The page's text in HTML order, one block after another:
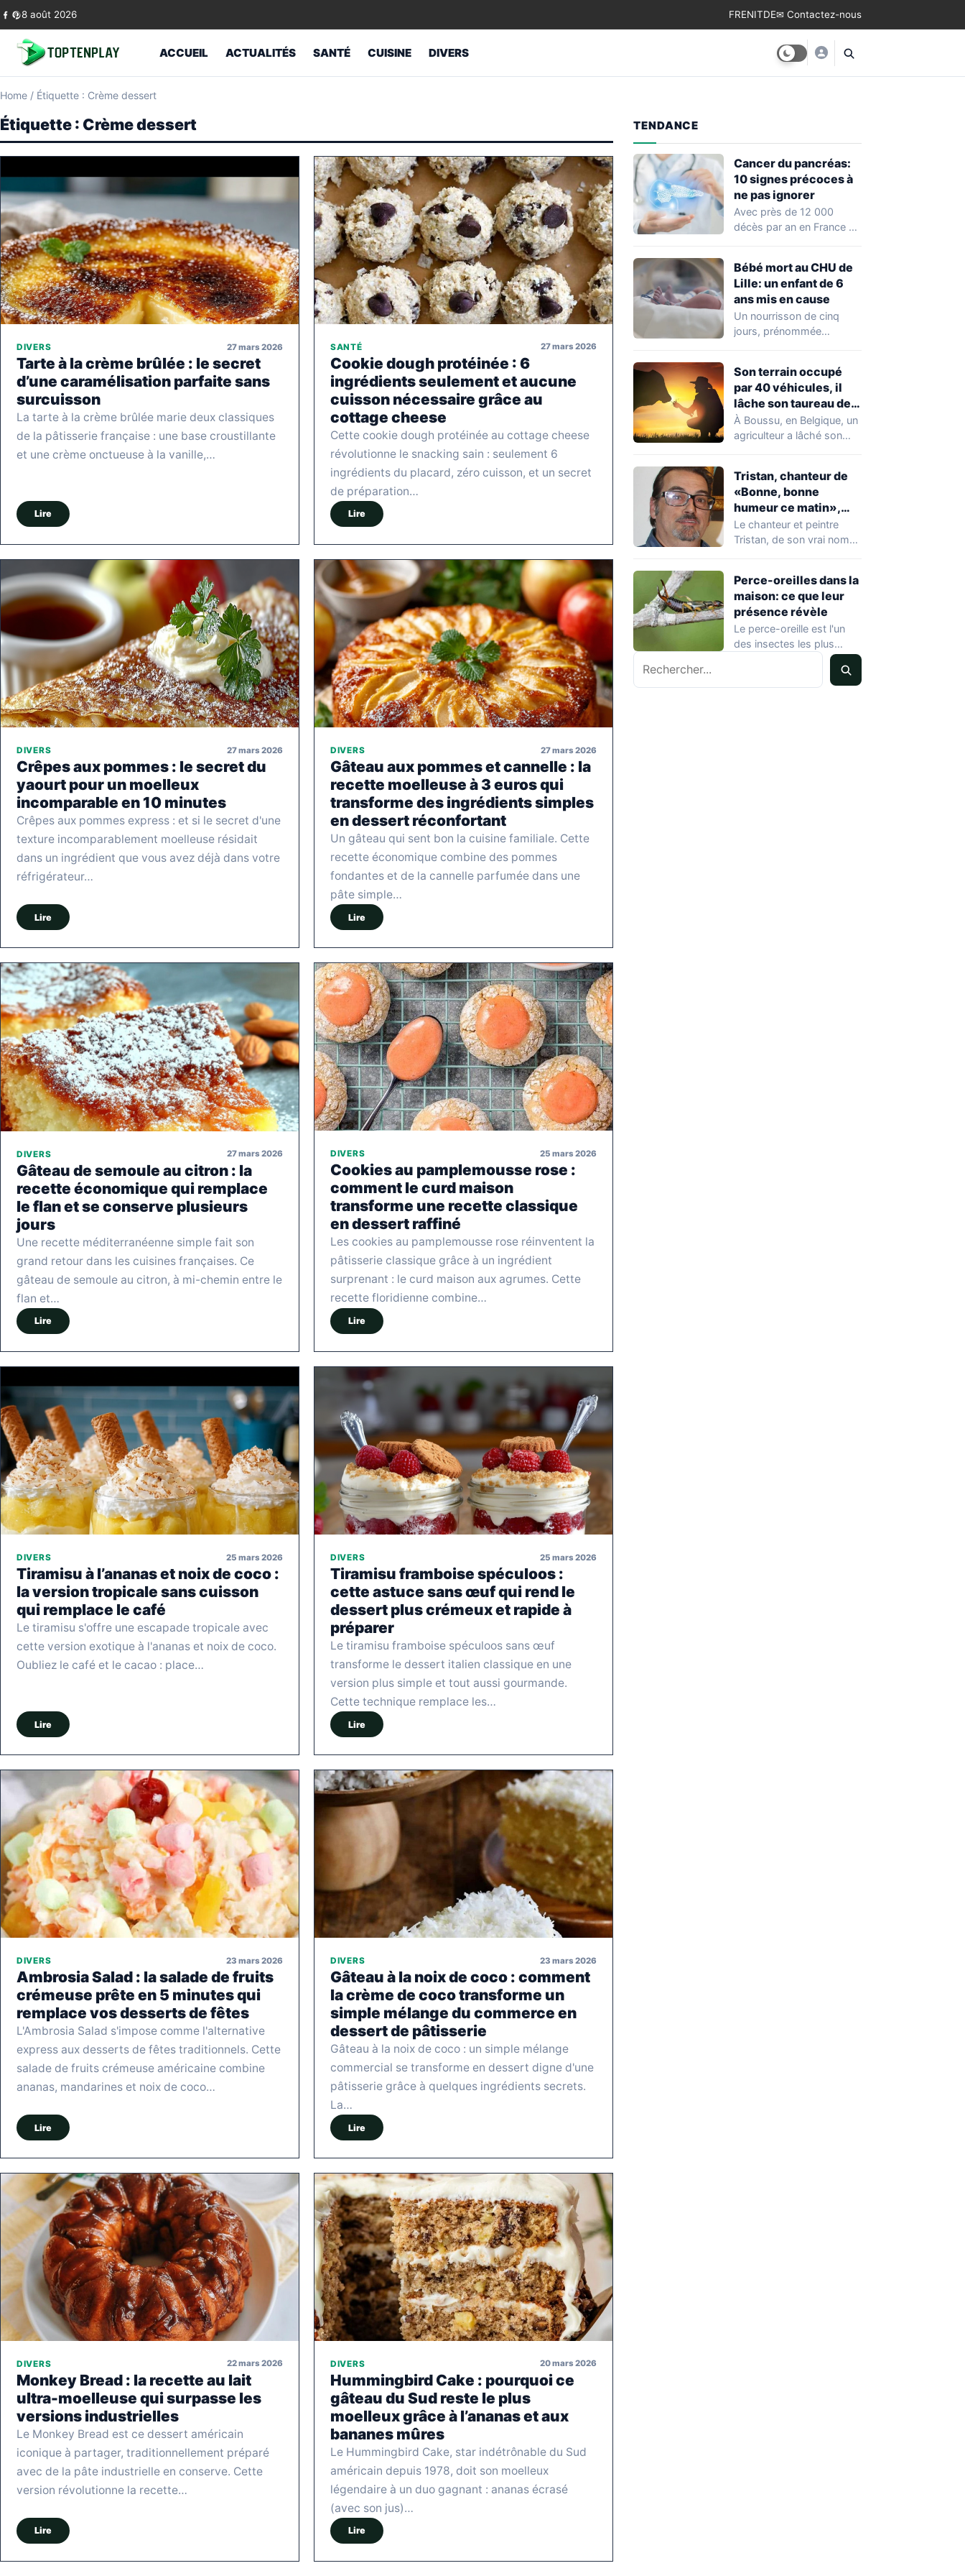
Skip to content
8 août 2026 FRENITDE✉ Contactez-nous
ACCUEIL ACTUALITÉS SANTÉ CUISINE DIVERS
Home / Étiquette : Crème dessert
Étiquette : Crème dessert
DIVERS 27 mars 2026
Tarte à la crème brûlée : le secret
d’une caramélisation parfaite sans
surcuisson
La tarte à la crème brûlée marie deux classiques
de la pâtisserie française : une base croustillante
et une crème onctueuse à la vanille,…
Lire
SANTÉ 27 mars 2026
Cookie dough protéinée : 6
ingrédients seulement et aucune
cuisson nécessaire grâce au
cottage cheese
Cette cookie dough protéinée au cottage cheese
révolutionne le snacking sain : seulement 6
ingrédients du placard, zéro cuisson, et un secret
de préparation…
Lire
DIVERS 27 mars 2026
Crêpes aux pommes : le secret du
yaourt pour un moelleux
incomparable en 10 minutes
Crêpes aux pommes express : et si le secret d'une
texture incomparablement moelleuse résidait
dans un ingrédient que vous avez déjà dans votre
réfrigérateur…
Lire
DIVERS 27 mars 2026
Gâteau aux pommes et cannelle : la
recette moelleuse à 3 euros qui
transforme des ingrédients simples
en dessert réconfortant
Un gâteau qui sent bon la cuisine familiale. Cette
recette économique combine des pommes
fondantes et de la cannelle parfumée dans une
pâte simple…
Lire
DIVERS 27 mars 2026
Gâteau de semoule au citron : la
recette économique qui remplace
le flan et se conserve plusieurs
jours
Une recette méditerranéenne simple fait son
grand retour dans les cuisines françaises. Ce
gâteau de semoule au citron, à mi-chemin entre le
flan et…
Lire
DIVERS 25 mars 2026
Cookies au pamplemousse rose :
comment le curd maison
transforme une recette classique
en dessert raffiné
Les cookies au pamplemousse rose réinventent la
pâtisserie classique grâce à un ingrédient
surprenant : le curd maison aux agrumes. Cette
recette floridienne combine…
Lire
DIVERS 25 mars 2026
Tiramisu à l’ananas et noix de coco :
la version tropicale sans cuisson
qui remplace le café
Le tiramisu s'offre une escapade tropicale avec
cette version exotique à l'ananas et noix de coco.
Oubliez le café et le cacao : place…
Lire
DIVERS 25 mars 2026
Tiramisu framboise spéculoos :
cette astuce sans œuf qui rend le
dessert plus crémeux et rapide à
préparer
Le tiramisu framboise spéculoos sans œuf
transforme le dessert italien classique en une
version plus simple et tout aussi gourmande.
Cette technique remplace les…
Lire
DIVERS 23 mars 2026
Ambrosia Salad : la salade de fruits
crémeuse prête en 5 minutes qui
remplace vos desserts de fêtes
L'Ambrosia Salad s'impose comme l'alternative
express aux desserts de fêtes traditionnels. Cette
salade de fruits crémeuse américaine combine
ananas, mandarines et noix de coco…
Lire
DIVERS 23 mars 2026
Gâteau à la noix de coco : comment
la crème de coco transforme un
simple mélange du commerce en
dessert de pâtisserie
Gâteau à la noix de coco : un simple mélange
commercial se transforme en dessert digne d'une
pâtisserie grâce à quelques ingrédients secrets.
La…
Lire
DIVERS 22 mars 2026
Monkey Bread : la recette au lait
ultra-moelleuse qui surpasse les
versions industrielles
Le Monkey Bread est ce dessert américain
iconique à partager, traditionnellement préparé
avec de la pâte industrielle en conserve. Cette
version révolutionne la recette…
Lire
DIVERS 20 mars 2026
Hummingbird Cake : pourquoi ce
gâteau du Sud reste le plus
moelleux grâce à l’ananas et aux
bananes mûres
Le Hummingbird Cake, star indétrônable du Sud
américain depuis 1978, doit son moelleux
légendaire à un duo gagnant : ananas écrasé
(avec son jus)…
Lire
TENDANCE
Cancer du pancréas:
10 signes précoces à
ne pas ignorer
Avec près de 12 000
décès par an en France et
Bébé mort au CHU de
Lille: un enfant de 6
ans mis en cause
Un nourrisson de cinq
jours, prénommée
Son terrain occupé
par 40 véhicules, il
lâche son taureau de
800 kg
À Boussu, en Belgique, un
agriculteur a lâché son
Tristan, chanteur de
«Bonne, bonne
humeur ce matin»,
mort à 68 ans
Le chanteur et peintre
Tristan, de son vrai nom
Perce-oreilles dans la
maison: ce que leur
présence révèle
Le perce-oreille est l'un
des insectes les plus